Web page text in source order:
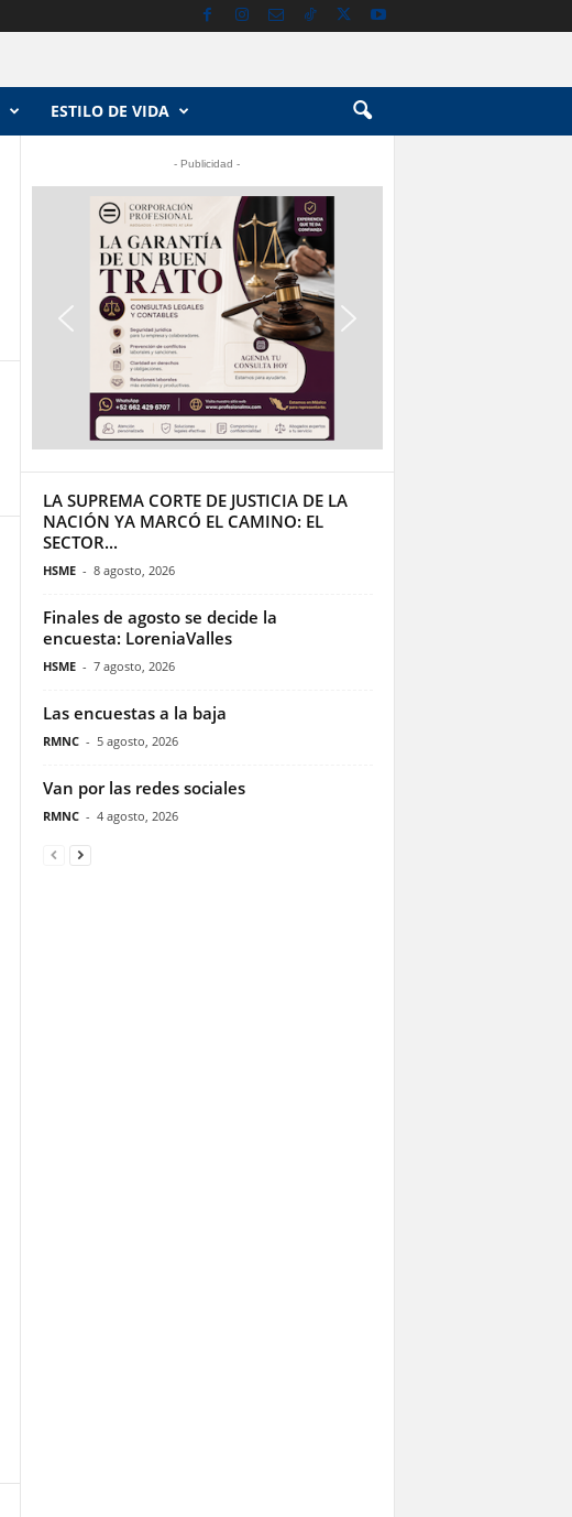
ESTILO DE VIDA
- Publicidad -
LA SUPREMA CORTE DE JUSTICIA DE LA
NACIÓN YA MARCÓ EL CAMINO: EL
SECTOR...
HSME - 8 agosto, 2026
Finales de agosto se decide la
encuesta: LoreniaValles
HSME - 7 agosto, 2026
Las encuestas a la baja
RMNC - 5 agosto, 2026
Van por las redes sociales
RMNC - 4 agosto, 2026